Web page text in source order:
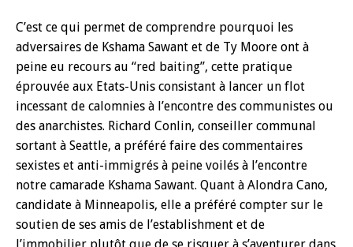
C’est ce qui permet de comprendre pourquoi les
adversaires de Kshama Sawant et de Ty Moore ont à
peine eu recours au ‘‘red baiting’’, cette pratique
éprouvée aux Etats-Unis consistant à lancer un flot
incessant de calomnies à l’encontre des communistes ou
des anarchistes. Richard Conlin, conseiller communal
sortant à Seattle, a préféré faire des commentaires
sexistes et anti-immigrés à peine voilés à l’encontre
notre camarade Kshama Sawant. Quant à Alondra Cano,
candidate à Minneapolis, elle a préféré compter sur le
soutien de ses amis de l’establishment et de